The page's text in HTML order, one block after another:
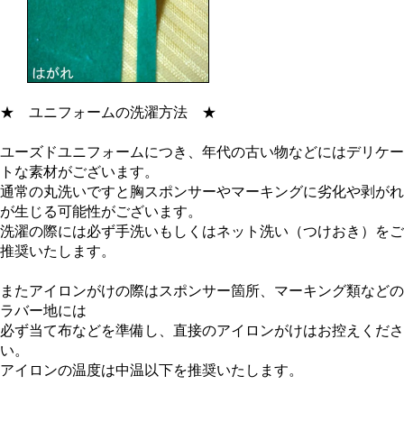
★ ユニフォームの洗濯方法 ★
ユーズドユニフォームにつき、年代の古い物などにはデリケー
トな素材がございます。
通常の丸洗いですと胸スポンサーやマーキングに劣化や剥がれ
が生じる可能性がございます。
洗濯の際には必ず手洗いもしくはネット洗い（つけおき）をご
推奨いたします。
またアイロンがけの際はスポンサー箇所、マーキング類などの
ラバー地には
必ず当て布などを準備し、直接のアイロンがけはお控えくださ
い。
アイロンの温度は中温以下を推奨いたします。